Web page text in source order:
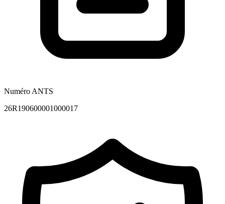
Numéro ANTS
26R190600001000017